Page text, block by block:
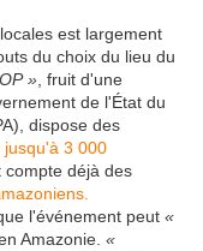
est largement
du choix du lieu du
» , fruit d'une
de l'État du
dispose des
jusqu'à 3 000
compte déjà des
l'événement peut «
Amazonie. «